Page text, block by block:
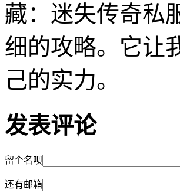
藏：迷失传奇私
细的攻略。它让
己的实力。
发表评论
留个名呗
还有邮箱